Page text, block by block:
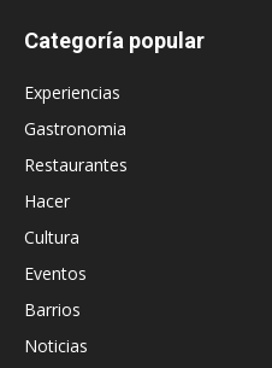
Categoría popular
Experiencias
Gastronomia
Restaurantes
Hacer
Cultura
Eventos
Barrios
Noticias